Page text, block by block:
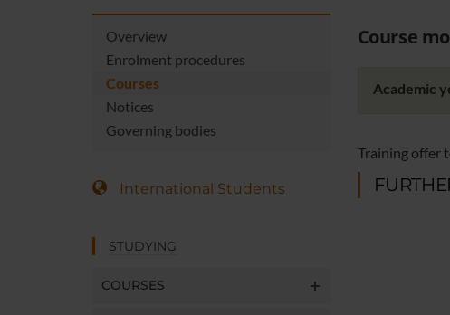
Overview
Enrolment procedures
Courses
Notices
Governing bodies
International Students
STUDYING
COURSES
Course
Academic
Training offer